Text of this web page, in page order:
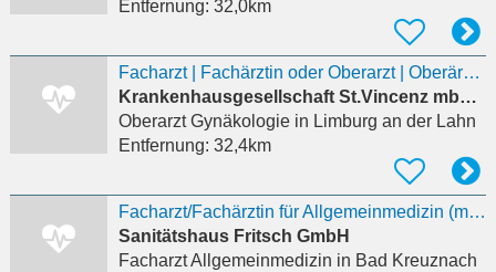
Entfernung: 32,0km
Facharzt | Fachärztin oder Oberarzt | Oberärztin (m/w/d) für Gynäkologie und Geburtshilfe
Krankenhausgesellschaft St.Vincenz mbH - St.Vincenz Krankenhaus Limburg
Oberarzt Gynäkologiein Limburg an der Lahn
Entfernung: 32,4km
Facharzt/Fachärztin für Allgemeinmedizin (m/w/d)
Sanitätshaus Fritsch GmbH
Facharzt Allgemeinmedizin in Bad Kreuznach